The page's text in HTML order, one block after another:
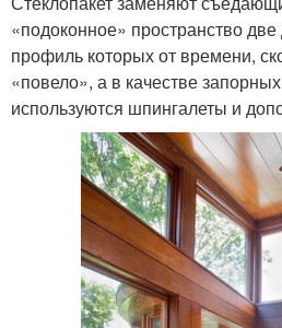
«подоконное» пространство
профиль которых от времени,
«повело», а в качестве
используются шпингалеты и